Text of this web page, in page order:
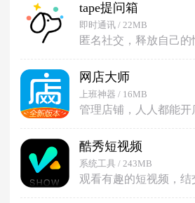
tape提问箱
即时通讯 / 22MB
匿名社交，释放自己的
网店大师
上班神器 / 16MB
管理店铺，人人都能开
酷秀短视频
系统工具 / 243MB